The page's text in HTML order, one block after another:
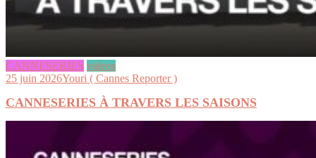
CANNESERIES videos
25 juin 2026Youri ( Cannes Reporter )
CANNESERIES À TRAVERS LES SAISONS